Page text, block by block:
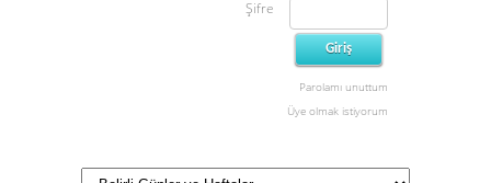
Şifre
Parolamı unuttum
Üye olmak istiyorum